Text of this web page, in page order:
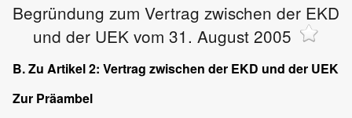
Begründung zum Vertrag zwischen der EKD
und der UEK vom 31. August 2005
B. Zu Artikel 2: Vertrag zwischen der EKD und der UEK
Zur Präambel